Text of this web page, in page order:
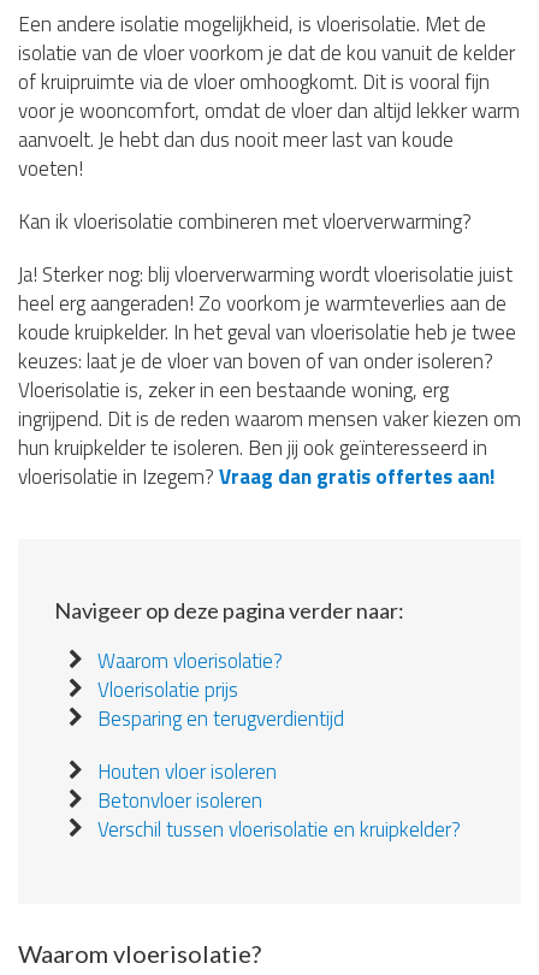
Een andere isolatie mogelijkheid, is vloerisolatie. Met de
isolatie van de vloer voorkom je dat de kou vanuit de kelder
of kruipruimte via de vloer omhoogkomt. Dit is vooral fijn
voor je wooncomfort, omdat de vloer dan altijd lekker warm
aanvoelt. Je hebt dan dus nooit meer last van koude
voeten!
Kan ik vloerisolatie combineren met vloerverwarming?
Ja! Sterker nog: blij vloerverwarming wordt vloerisolatie juist
heel erg aangeraden! Zo voorkom je warmteverlies aan de
koude kruipkelder. In het geval van vloerisolatie heb je twee
keuzes: laat je de vloer van boven of van onder isoleren?
Vloerisolatie is, zeker in een bestaande woning, erg
ingrijpend. Dit is de reden waarom mensen vaker kiezen om
hun kruipkelder te isoleren. Ben jij ook geïnteresseerd in
vloerisolatie in Izegem?Vraag dan gratis offertes aan!
Navigeer op deze pagina verder naar:
Waarom vloerisolatie?
Vloerisolatie prijs
Besparing en terugverdientijd
Houten vloer isoleren
Betonvloer isoleren
Verschil tussen vloerisolatie en kruipkelder?
Waarom vloerisolatie?